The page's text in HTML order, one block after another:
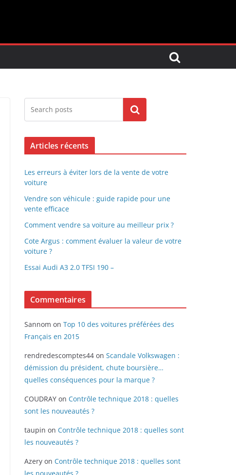
Search
Articles récents
Les erreurs à éviter lors de la vente de votre
voiture
Vendre son véhicule : guide rapide pour une
vente efficace
Comment vendre sa voiture au meilleur prix ?
Cote Argus : comment évaluer la valeur de votre
voiture ?
Essai Audi A3 2.0 TFSI 190 –
Commentaires
Sannom on Top 10 des voitures préférées des
Français en 2015
rendredescomptes44 on Scandale Volkswagen :
démission du président, chute boursière…
quelles conséquences pour la marque ?
COUDRAY on Contrôle technique 2018 : quelles
sont les nouveautés ?
taupin on Contrôle technique 2018 : quelles sont
les nouveautés ?
Azery on Contrôle technique 2018 : quelles sont